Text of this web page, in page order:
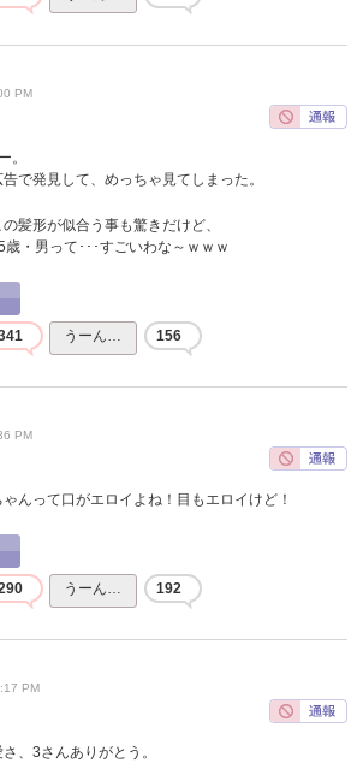
PM
。
で発見して、めっちゃ見てしまった。
髪形が似合う事も驚きだけど、
・男って･･･すごいわな～ｗｗｗ
うーん… 156
PM
んって口がエロイよね！目もエロイけど！
うーん… 192
PM
、3さんありがとう。